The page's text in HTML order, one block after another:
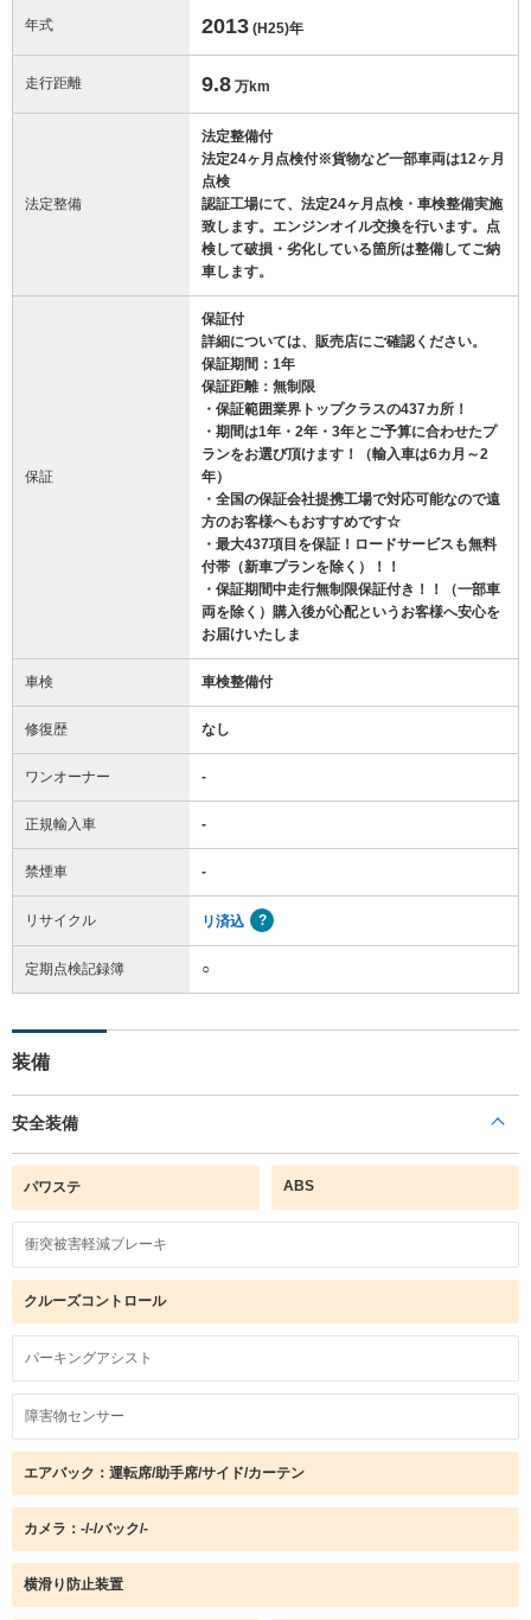
年式 2013 (H25)年
走行距離 9.8 万km
法定整備
法定整備付
法定24ヶ月点検付※貨物など一部車両は12ヶ月
点検
認証工場にて、法定24ヶ月点検・車検整備実施
致します。エンジンオイル交換を行います。点
検して破損・劣化している箇所は整備してご納
車します。
保証
保証付
詳細については、販売店にご確認ください。
保証期間：1年
保証距離：無制限
・保証範囲業界トップクラスの437カ所！
・期間は1年・2年・3年とご予算に合わせたプ
ランをお選び頂けます！（輸入車は6カ月～2
年）
・全国の保証会社提携工場で対応可能なので遠
方のお客様へもおすすめです☆
・最大437項目を保証！ロードサービスも無料
付帯（新車プランを除く）！！
・保証期間中走行無制限保証付き！！（一部車
両を除く）購入後が心配というお客様へ安心を
お届けいたしま
車検 車検整備付
修復歴 なし
ワンオーナー -
正規輸入車 -
禁煙車 -
リサイクル リ済込
定期点検記録簿 ○
装備
安全装備
パワステ ABS
衝突被害軽減ブレーキ
クルーズコントロール
パーキングアシスト
障害物センサー
エアバック：運転席/助手席/サイド/カーテン
カメラ：-/-/バック/-
横滑り防止装置